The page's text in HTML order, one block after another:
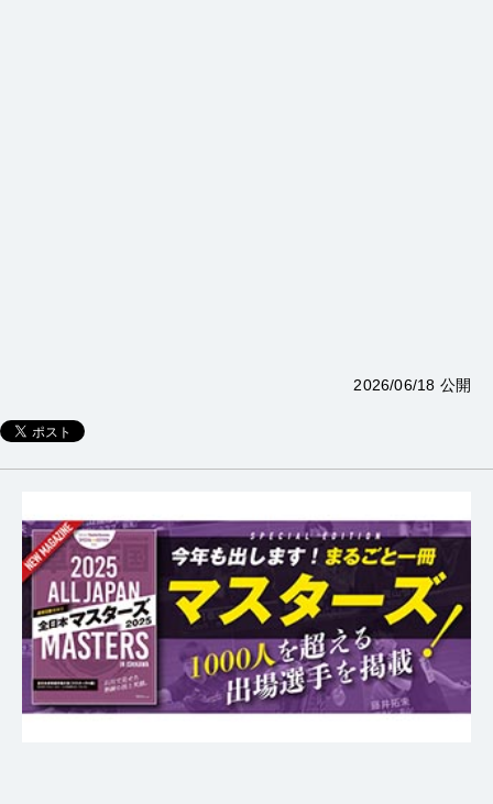
2026/06/18 公開